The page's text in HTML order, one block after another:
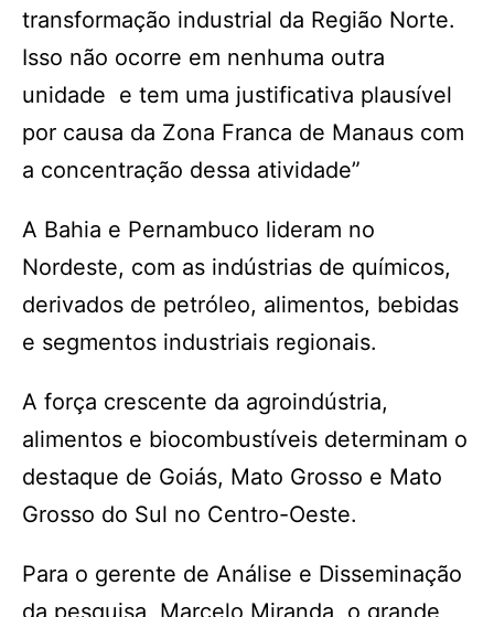
transformação industrial da Região Norte.
Isso não ocorre em nenhuma outra
unidade e tem uma justificativa plausível
por causa da Zona Franca de Manaus com
a concentração dessa atividade”
A Bahia e Pernambuco lideram no
Nordeste, com as indústrias de químicos,
derivados de petróleo, alimentos, bebidas
e segmentos industriais regionais.
A força crescente da agroindústria,
alimentos e biocombustíveis determinam o
destaque de Goiás, Mato Grosso e Mato
Grosso do Sul no Centro-Oeste.
Para o gerente de Análise e Disseminação
da pesquisa, Marcelo Miranda, o grande